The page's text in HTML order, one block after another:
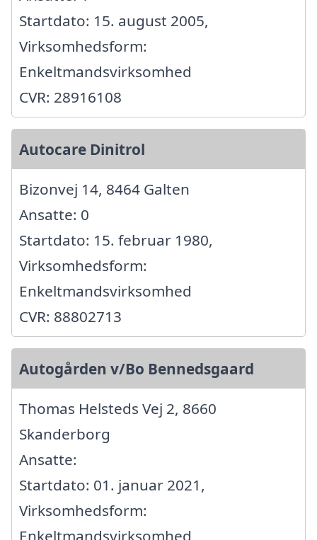
Startdato: 15. august 2005,
Virksomhedsform:
Enkeltmandsvirksomhed
CVR: 28916108
Autocare Dinitrol
Bizonvej 14, 8464 Galten
Ansatte: 0
Startdato: 15. februar 1980,
Virksomhedsform:
Enkeltmandsvirksomhed
CVR: 88802713
Autogården v/Bo Bennedsgaard
Thomas Helsteds Vej 2, 8660
Skanderborg
Ansatte:
Startdato: 01. januar 2021,
Virksomhedsform:
Enkeltmandsvirksomhed